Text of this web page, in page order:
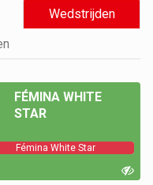
Wedstrijden
FÉMINA WHITE
STAR
Fémina White Star